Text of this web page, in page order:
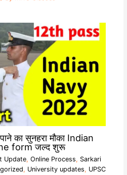
का सुनहरा मौका Indian
form जल्द शुरू
Update, Online Process, Sarkari
, University updates, UPSC